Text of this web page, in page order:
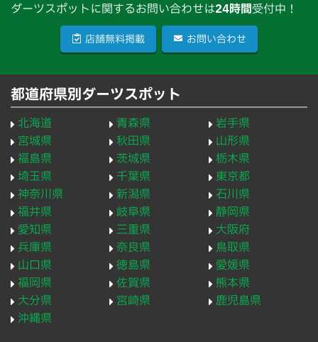
ダーツスポットに関するお問い合わせは24時間受付中！
店舗無料掲載 お問い合わせ
都道府県別ダーツスポット
北海道 青森県
岩手県
宮城県
秋田県
山形県
福島県
茨城県
栃木県
埼玉県
千葉県
東京都
神奈川県
新潟県
石川県
福井県
岐阜県
静岡県
愛知県
三重県
大阪府
兵庫県
奈良県
鳥取県
山口県
徳島県
愛媛県
福岡県
佐賀県
熊本県
大分県
宮崎県
鹿児島県
沖縄県